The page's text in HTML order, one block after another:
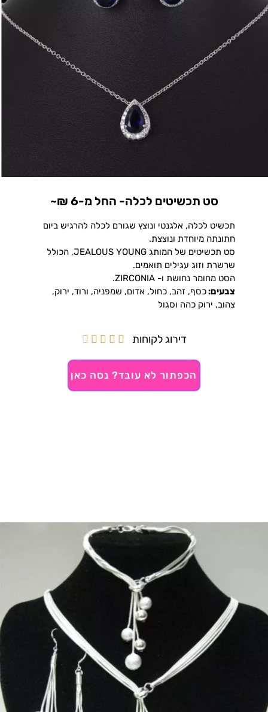
סט תכשיטים לכלה- החל מ-6 ₪~
תכשיט לכלה, אלגנטי ונוצץ שגורם לכלה להרגיש ביום
חתונתה מיוחדת ונוצצת.
סט תכשיטים של המותג JEALOUS YOUNG, הכולל
שרשרת וזוג עגילים תואמים.
הסט מחומר נחושת ו- ZIRCONIA.
צבעים:כסף, זהב, כחול, אדום, שמפניה, ורוד, ירוק,
צהוב, ירוק כהה וסגול
דירוג לקוחות 




הכפתור לא עובד? נסה כאן